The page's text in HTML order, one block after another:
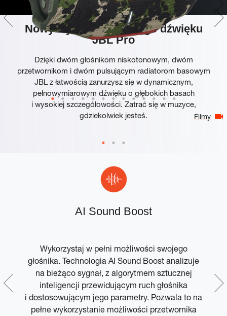
Filmy
Nowy wymiar donośnego dźwięku
JBL Pro
Dzięki dwóm głośnikom niskotonowym, dwóm
przetwornikom i dwóm pulsującym radiatorom basowym
JBL z łatwością zanurzysz się w dynamicznym,
pełnowymiarowym dźwięku o głębokich basach
i wysokiej szczegółowości. Zatrać się w muzyce,
gdziekolwiek jesteś.
AI Sound Boost
Wykorzystaj w pełni możliwości swojego
głośnika. Technologia AI Sound Boost analizuje
na bieżąco sygnał, z algorytmem sztucznej
inteligencji przewidującym ruch głośnika
i dostosowującym jego parametry. Pozwala to na
pełne wykorzystanie możliwości przetwornika